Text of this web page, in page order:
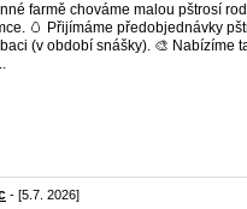
farmě chováme malou pštrosí
🥚 Přijímáme předobjednávky
(v období snášky). 🎨 Nabízíme
- [5.7. 2026]